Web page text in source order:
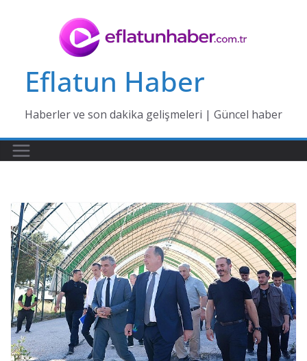
Eflatun Haber
Haberler ve son dakika gelişmeleri | Güncel haber